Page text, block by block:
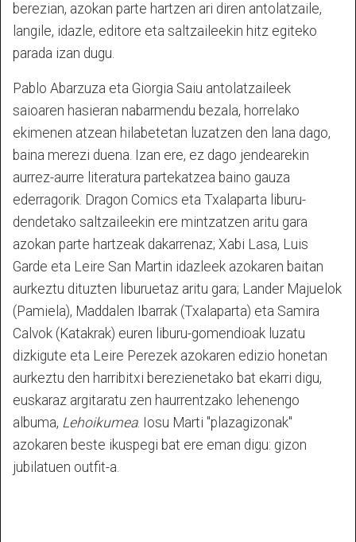
berezian, azokan parte hartzen ari diren antolatzaile,
langile, idazle, editore eta saltzaileekin hitz egiteko
parada izan dugu.
Pablo Abarzuza eta Giorgia Saiu antolatzaileek
saioaren hasieran nabarmendu bezala, horrelako
ekimenen atzean hilabetetan luzatzen den lana dago,
baina merezi duena. Izan ere, ez dago jendearekin
aurrez-aurre literatura partekatzea baino gauza
ederragorik. Dragon Comics eta Txalaparta liburu-
dendetako saltzaileekin ere mintzatzen aritu gara
azokan parte hartzeak dakarrenaz; Xabi Lasa, Luis
Garde eta Leire San Martin idazleek azokaren baitan
aurkeztu dituzten liburuetaz aritu gara; Lander Majuelok
(Pamiela), Maddalen Ibarrak (Txalaparta) eta Samira
Calvok (Katakrak) euren liburu-gomendioak luzatu
dizkigute eta Leire Perezek azokaren edizio honetan
aurkeztu den harribitxi berezienetako bat ekarri digu,
euskaraz argitaratu zen haurrentzako lehenengo
albuma, Lehoikumea. Iosu Marti "plazagizonak"
azokaren beste ikuspegi bat ere eman digu: gizon
jubilatuen outfit-a.